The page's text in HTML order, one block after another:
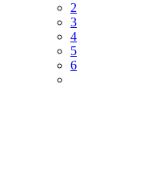
2
3
4
5
6